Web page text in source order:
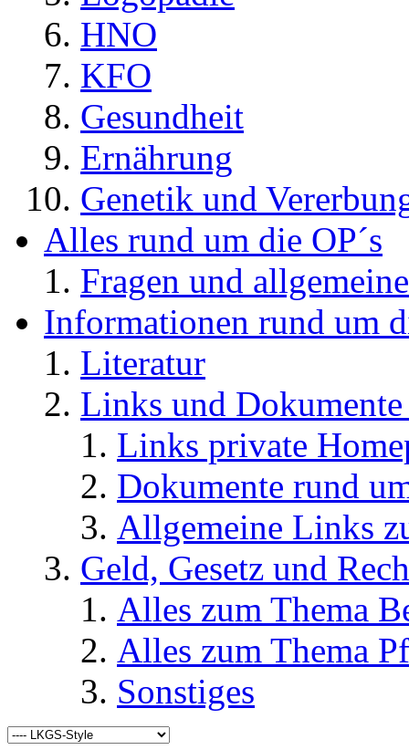
HNO
KFO
Gesundheit
Ernährung
Genetik und
Alles rund um die OP´s
Fragen und
Informationen rund um
Literatur
Links und
Links private
Dokumente rund
Allgemeine Links
Geld, Gesetz und
Alles zum Thema
Alles zum Thema
Sonstiges